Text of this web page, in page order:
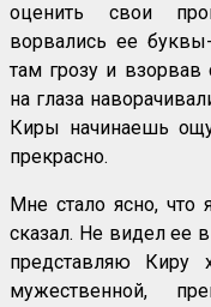
оценить свои
ворвались ее
там грозу и
на глаза
Киры начинаешь
прекрасно.
Мне стало ясно, что
сказал. Не видел ее
представляю Киру
мужественной,